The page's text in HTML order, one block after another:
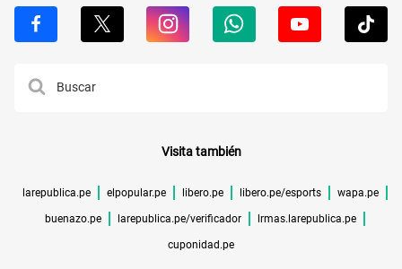
Visita también
larepublica.pe elpopular.pe libero.pe libero.pe/esports wapa.pe
buenazo.pe larepublica.pe/verificador lrmas.larepublica.pe
cuponidad.pe